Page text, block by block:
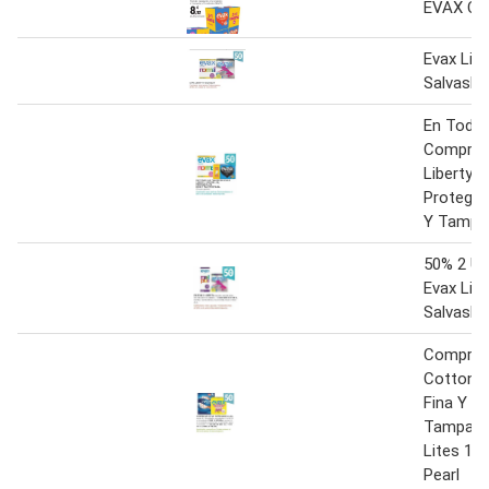
EVAX
Evax
Salvaslip
En
Liberty.
Protege
Y
50% 2
Evax
Salvaslip
Fina Y
Tampax
Lites 18
Pearl